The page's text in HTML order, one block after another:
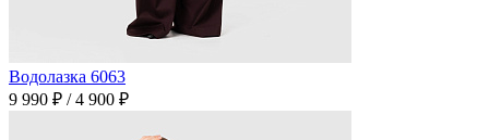
Водолазка 6063
9 990 ₽ /4 900 ₽